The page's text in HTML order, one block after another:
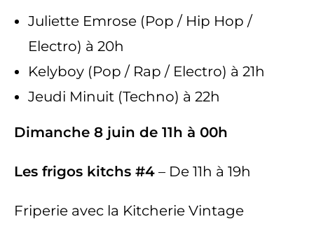
Juliette Emrose (Pop / Hip Hop /
Electro) à 20h
Kelyboy (Pop / Rap / Electro) à 21h
Jeudi Minuit (Techno) à 22h
Dimanche 8 juin de 11h à 00h
Les frigos kitchs #4 – De 11h à 19h
Friperie avec la Kitcherie Vintage